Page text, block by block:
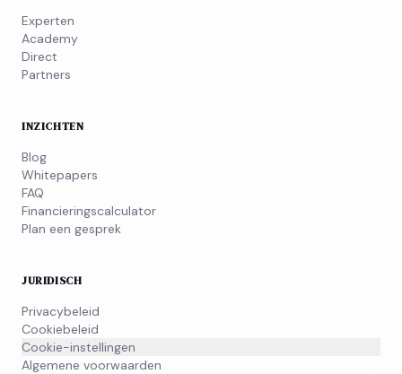
Experten
Academy
Direct
Partners
INZICHTEN
Blog
Whitepapers
FAQ
Financieringscalculator
Plan een gesprek
JURIDISCH
Privacybeleid
Cookiebeleid
Cookie-instellingen
Algemene voorwaarden